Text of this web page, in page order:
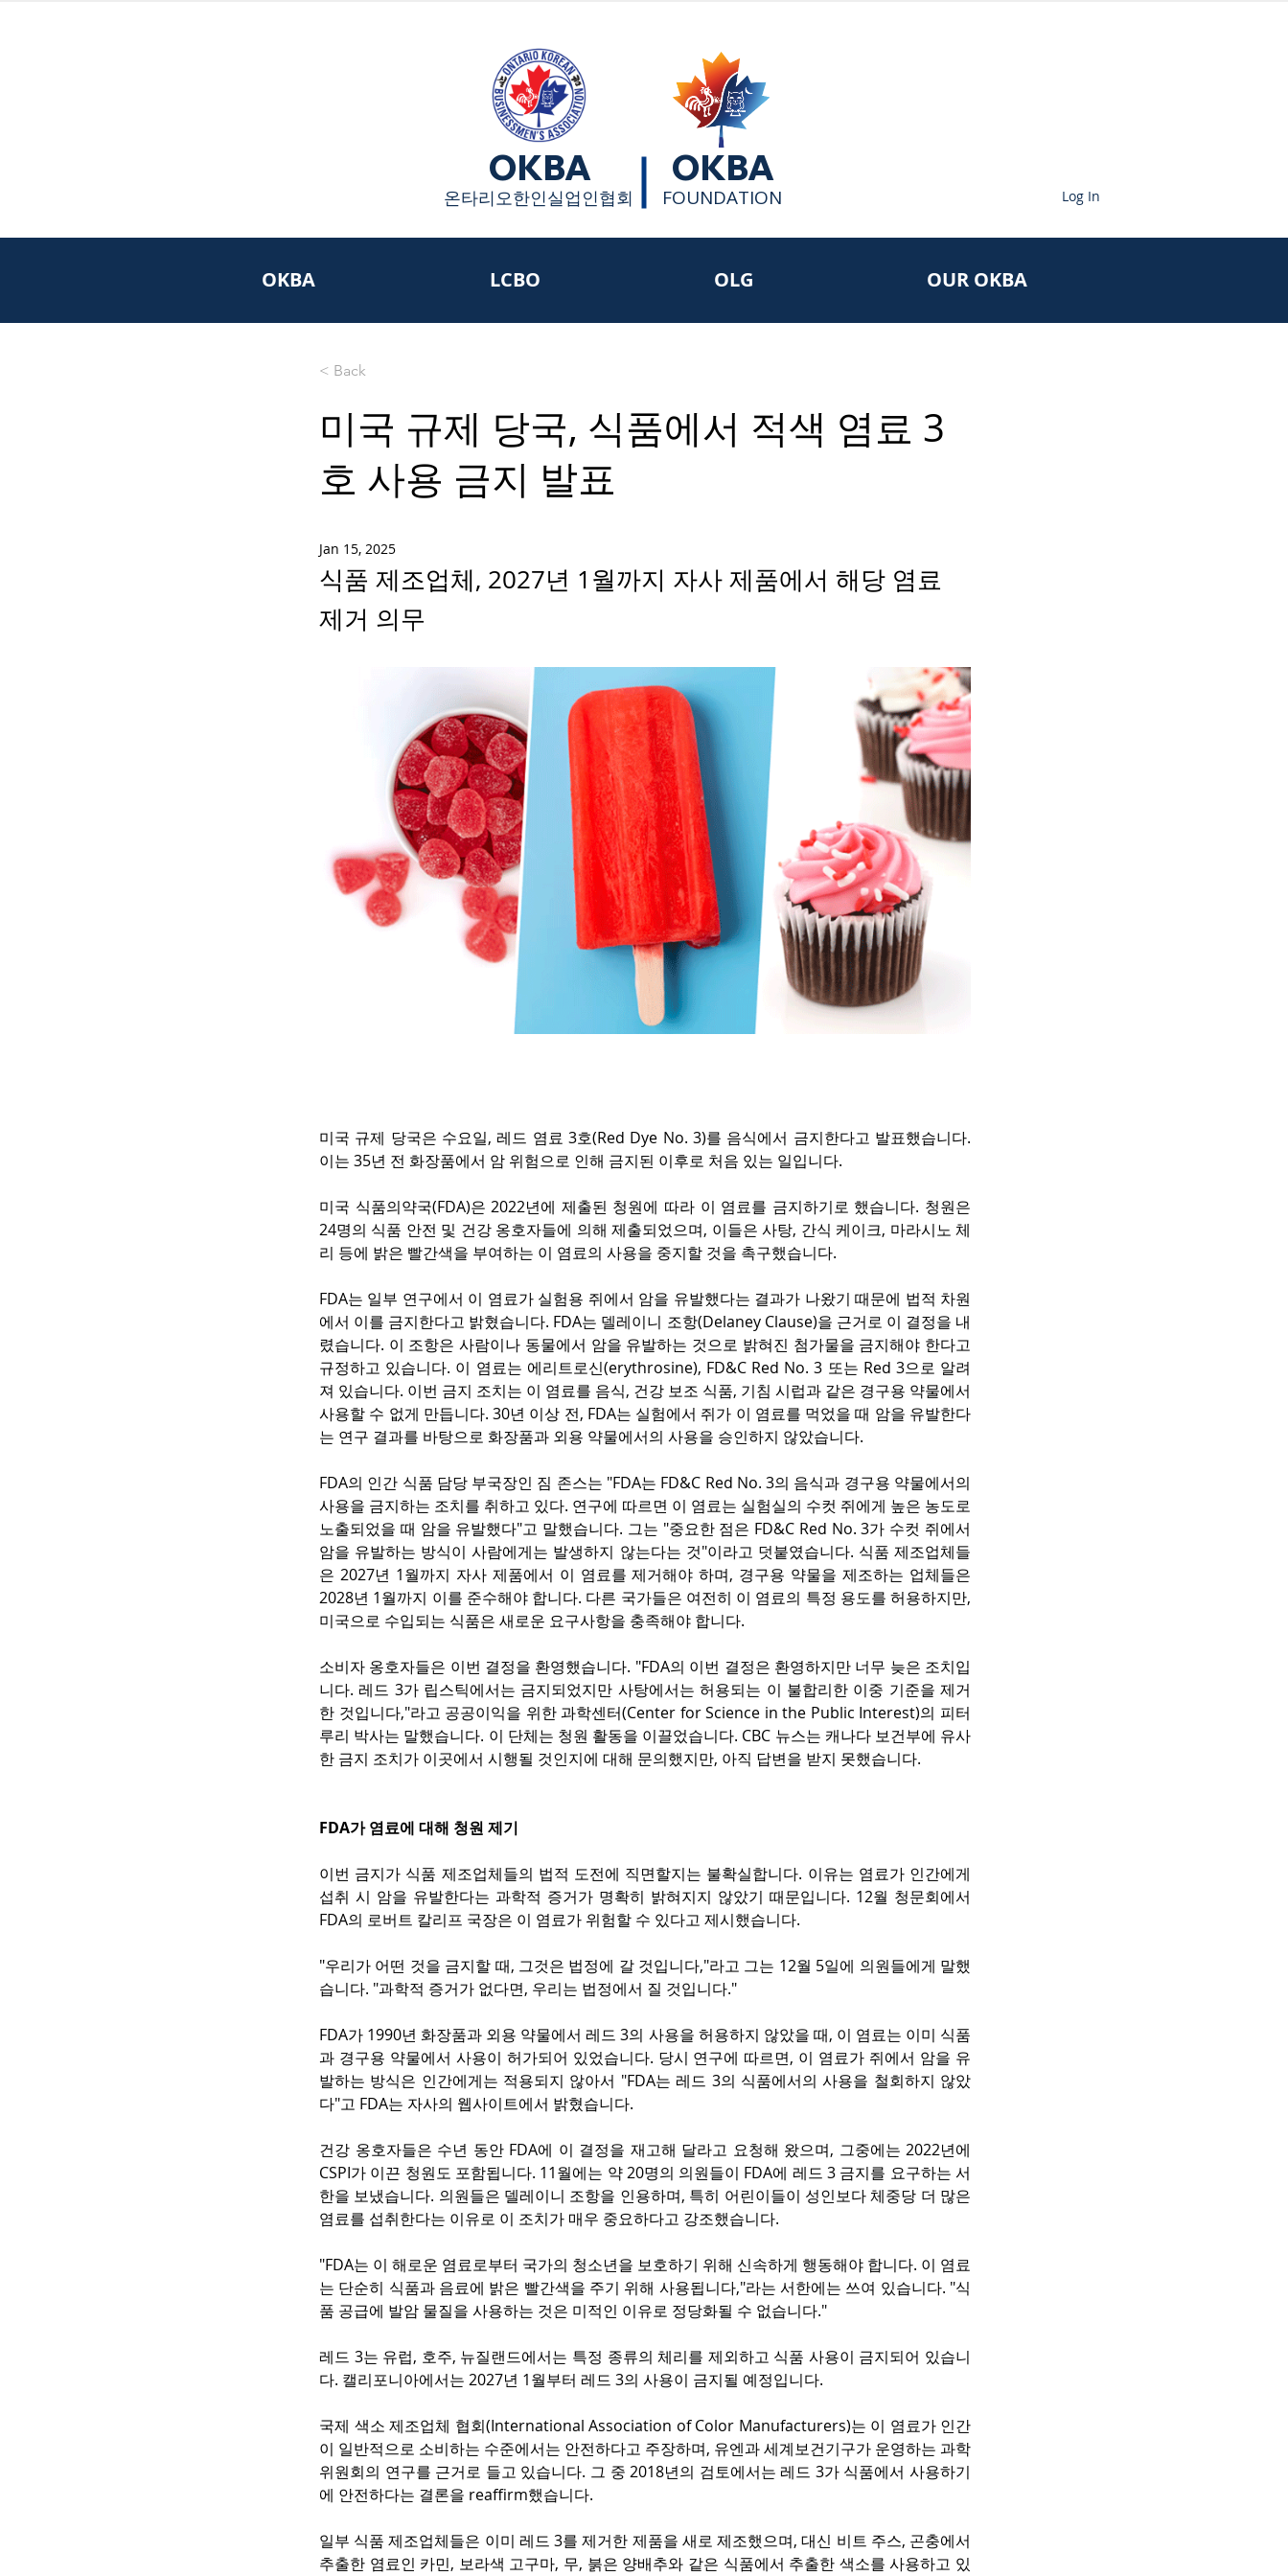
OKBA
​온타리오한인실업인협회
OKBA
FOUNDATION Log In
OKBA LCBO OLG OUR OKBA
< Back
미국 규제 당국, 식품에서 적색 염료 3
호 사용 금지 발표
Jan 15, 2025
식품 제조업체, 2027년 1월까지 자사 제품에서 해당 염료
제거 의무
미국 규제 당국은 수요일, 레드 염료 3호(Red Dye No. 3)를 음식에서 금지한다고 발표했습니다.
이는 35년 전 화장품에서 암 위험으로 인해 금지된 이후로 처음 있는 일입니다.
미국 식품의약국(FDA)은 2022년에 제출된 청원에 따라 이 염료를 금지하기로 했습니다. 청원은
24명의 식품 안전 및 건강 옹호자들에 의해 제출되었으며, 이들은 사탕, 간식 케이크, 마라시노 체
리 등에 밝은 빨간색을 부여하는 이 염료의 사용을 중지할 것을 촉구했습니다.
FDA는 일부 연구에서 이 염료가 실험용 쥐에서 암을 유발했다는 결과가 나왔기 때문에 법적 차원
에서 이를 금지한다고 밝혔습니다. FDA는 델레이니 조항(Delaney Clause)을 근거로 이 결정을 내
렸습니다. 이 조항은 사람이나 동물에서 암을 유발하는 것으로 밝혀진 첨가물을 금지해야 한다고
규정하고 있습니다. 이 염료는 에리트로신(erythrosine), FD&C Red No. 3 또는 Red 3으로 알려
져 있습니다. 이번 금지 조치는 이 염료를 음식, 건강 보조 식품, 기침 시럽과 같은 경구용 약물에서
사용할 수 없게 만듭니다. 30년 이상 전, FDA는 실험에서 쥐가 이 염료를 먹었을 때 암을 유발한다
는 연구 결과를 바탕으로 화장품과 외용 약물에서의 사용을 승인하지 않았습니다.
FDA의 인간 식품 담당 부국장인 짐 존스는 "FDA는 FD&C Red No. 3의 음식과 경구용 약물에서의
사용을 금지하는 조치를 취하고 있다. 연구에 따르면 이 염료는 실험실의 수컷 쥐에게 높은 농도로
노출되었을 때 암을 유발했다"고 말했습니다. 그는 "중요한 점은 FD&C Red No. 3가 수컷 쥐에서
암을 유발하는 방식이 사람에게는 발생하지 않는다는 것"이라고 덧붙였습니다. 식품 제조업체들
은 2027년 1월까지 자사 제품에서 이 염료를 제거해야 하며, 경구용 약물을 제조하는 업체들은
2028년 1월까지 이를 준수해야 합니다. 다른 국가들은 여전히 이 염료의 특정 용도를 허용하지만,
미국으로 수입되는 식품은 새로운 요구사항을 충족해야 합니다.
소비자 옹호자들은 이번 결정을 환영했습니다. "FDA의 이번 결정은 환영하지만 너무 늦은 조치입
니다. 레드 3가 립스틱에서는 금지되었지만 사탕에서는 허용되는 이 불합리한 이중 기준을 제거
한 것입니다,"라고 공공이익을 위한 과학센터(Center for Science in the Public Interest)의 피터
루리 박사는 말했습니다. 이 단체는 청원 활동을 이끌었습니다. CBC 뉴스는 캐나다 보건부에 유사
한 금지 조치가 이곳에서 시행될 것인지에 대해 문의했지만, 아직 답변을 받지 못했습니다.
FDA가 염료에 대해 청원 제기
이번 금지가 식품 제조업체들의 법적 도전에 직면할지는 불확실합니다. 이유는 염료가 인간에게
섭취 시 암을 유발한다는 과학적 증거가 명확히 밝혀지지 않았기 때문입니다. 12월 청문회에서
FDA의 로버트 칼리프 국장은 이 염료가 위험할 수 있다고 제시했습니다.
"우리가 어떤 것을 금지할 때, 그것은 법정에 갈 것입니다,"라고 그는 12월 5일에 의원들에게 말했
습니다. "과학적 증거가 없다면, 우리는 법정에서 질 것입니다."
FDA가 1990년 화장품과 외용 약물에서 레드 3의 사용을 허용하지 않았을 때, 이 염료는 이미 식품
과 경구용 약물에서 사용이 허가되어 있었습니다. 당시 연구에 따르면, 이 염료가 쥐에서 암을 유
발하는 방식은 인간에게는 적용되지 않아서 "FDA는 레드 3의 식품에서의 사용을 철회하지 않았
다"고 FDA는 자사의 웹사이트에서 밝혔습니다.
건강 옹호자들은 수년 동안 FDA에 이 결정을 재고해 달라고 요청해 왔으며, 그중에는 2022년에
CSPI가 이끈 청원도 포함됩니다. 11월에는 약 20명의 의원들이 FDA에 레드 3 금지를 요구하는 서
한을 보냈습니다. 의원들은 델레이니 조항을 인용하며, 특히 어린이들이 성인보다 체중당 더 많은
염료를 섭취한다는 이유로 이 조치가 매우 중요하다고 강조했습니다.
"FDA는 이 해로운 염료로부터 국가의 청소년을 보호하기 위해 신속하게 행동해야 합니다. 이 염료
는 단순히 식품과 음료에 밝은 빨간색을 주기 위해 사용됩니다,"라는 서한에는 쓰여 있습니다. "식
품 공급에 발암 물질을 사용하는 것은 미적인 이유로 정당화될 수 없습니다."
레드 3는 유럽, 호주, 뉴질랜드에서는 특정 종류의 체리를 제외하고 식품 사용이 금지되어 있습니
다. 캘리포니아에서는 2027년 1월부터 레드 3의 사용이 금지될 예정입니다.
국제 색소 제조업체 협회(International Association of Color Manufacturers)는 이 염료가 인간
이 일반적으로 소비하는 수준에서는 안전하다고 주장하며, 유엔과 세계보건기구가 운영하는 과학
위원회의 연구를 근거로 들고 있습니다. 그 중 2018년의 검토에서는 레드 3가 식품에서 사용하기
에 안전하다는 결론을 reaffirm했습니다.
일부 식품 제조업체들은 이미 레드 3를 제거한 제품을 새로 제조했으며, 대신 비트 주스, 곤충에서
추출한 염료인 카민, 보라색 고구마, 무, 붉은 양배추와 같은 식품에서 추출한 색소를 사용하고 있